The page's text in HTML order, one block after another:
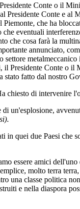
Conte o il
Presidente Conte e al
che ha
eventuali
cosa farà la
annunciato,
Presidente Conte o il
stato fatto dal nostro
chiesto di intervenire
un'esplosione,
.
quei due Paesi che
essere amici
molto terra
una classe politica
e nella diaspora